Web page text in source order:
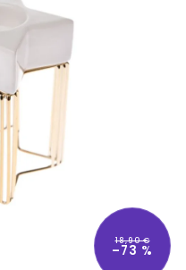
18,90 €
–73 %